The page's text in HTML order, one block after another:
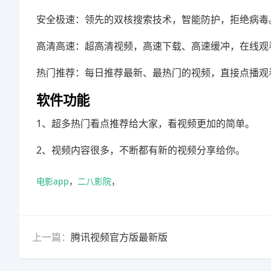
安全极速：领先的双核搜索技术，智能防护，拒绝病毒
高清高速：超高清视频，高速下载、高速缓冲，在线观
热门推荐：每日推荐最新、最热门的视频，直接点播观
软件功能
1、超多热门看点推荐给大家，看视频更加的简单。
2、视频内容很多，不断都有新的视频分享给你。
电影app， 二八影院，
上一篇： 腾讯视频官方版最新版